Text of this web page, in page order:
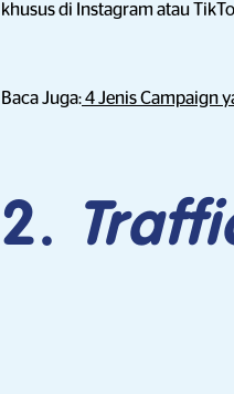
khusus di Instagram atau
Baca Juga:4 Jenis Campaign
2.